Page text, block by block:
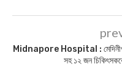
Midnapore Hospital : মেদিনীপুর
সহ ১২ জন